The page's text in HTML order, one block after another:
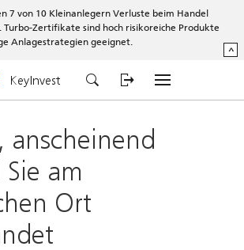
7 von 10 Kleinanlegern Verluste beim Handel
Zertifikate sind hoch risikoreiche Produkte
Anlagestrategien geeignet.
^
KeyInvest
anscheinend
am
Ort